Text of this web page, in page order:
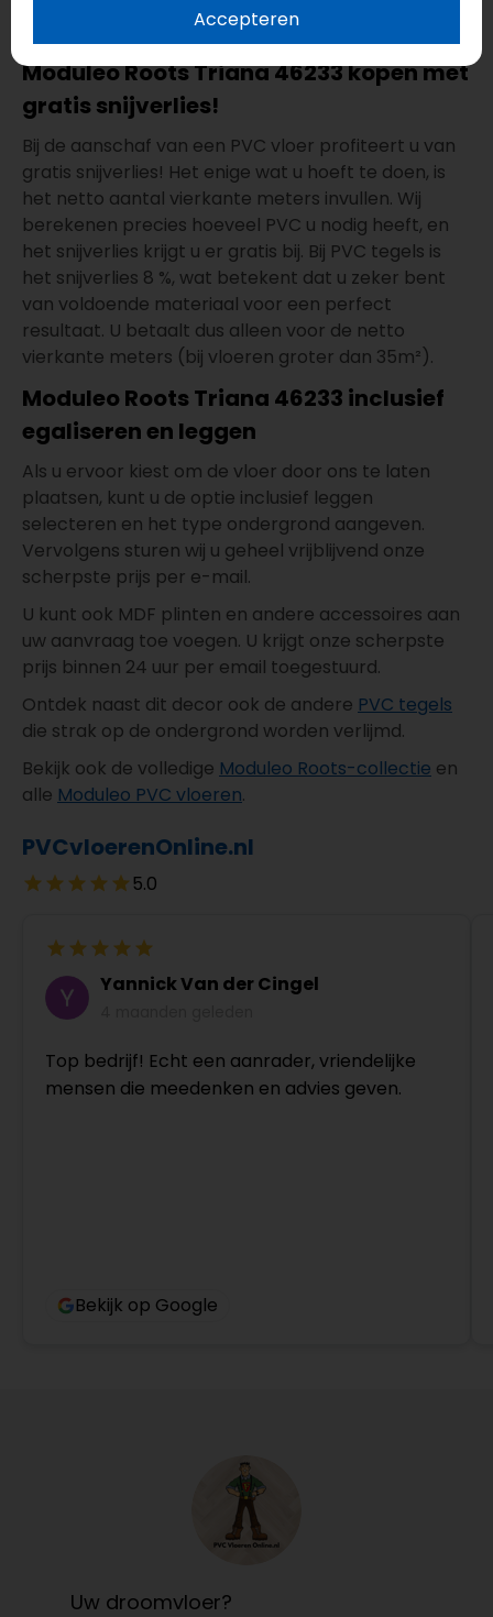
Moduleo Roots Triana 46233 kopen met
gratis snijverlies!
Bij de aanschaf van een PVC vloer profiteert u van
gratis snijverlies! Het enige wat u hoeft te doen, is
het netto aantal vierkante meters invullen. Wij
berekenen precies hoeveel PVC u nodig heeft, en
het snijverlies krijgt u er gratis bij. Bij PVC tegels is
het snijverlies 8 %, wat betekent dat u zeker bent
van voldoende materiaal voor een perfect
resultaat. U betaalt dus alleen voor de netto
vierkante meters (bij vloeren groter dan 35m²).
Moduleo Roots Triana 46233 inclusief
egaliseren en leggen
Als u ervoor kiest om de vloer door ons te laten
plaatsen, kunt u de optie inclusief leggen
selecteren en het type ondergrond aangeven.
Vervolgens sturen wij u geheel vrijblijvend onze
scherpste prijs per e-mail.
U kunt ook MDF plinten en andere accessoires aan
uw aanvraag toe voegen. U krijgt onze scherpste
prijs binnen 24 uur per email toegestuurd.
Ontdek naast dit decor ook de andere PVC tegels
die strak op de ondergrond worden verlijmd.
Bekijk ook de volledige Moduleo Roots-collectie en
alle Moduleo PVC vloeren.
PVCvloerenOnline.nl
5.0
Yannick Van der Cingel
Top bedrijf! Echt een aanrader, vriendelijke
mensen die meedenken en advies geven.
Bekijk op Google
Accepteren
Uw droomvloer?